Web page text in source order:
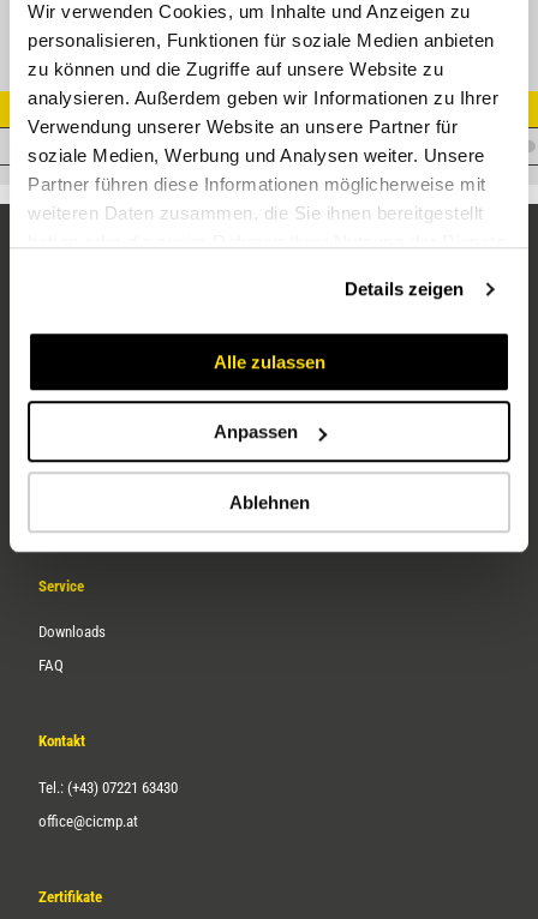
Wir verwenden Cookies, um Inhalte und Anzeigen zu
personalisieren, Funktionen für soziale Medien anbieten
zu können und die Zugriffe auf unsere Website zu
analysieren. Außerdem geben wir Informationen zu Ihrer
Verwendung unserer Website an unsere Partner für
soziale Medien, Werbung und Analysen weiter. Unsere
Partner führen diese Informationen möglicherweise mit
weiteren Daten zusammen, die Sie ihnen bereitgestellt
Details zeigen
Alle zulassen
Anpassen
Ablehnen
Artikel Nr.
A.JM06BM0690
Über uns
Service
Downloads
FAQ
Kontakt
Tel.: (+43) 07221 63430
office@cicmp.at
Zertifikate